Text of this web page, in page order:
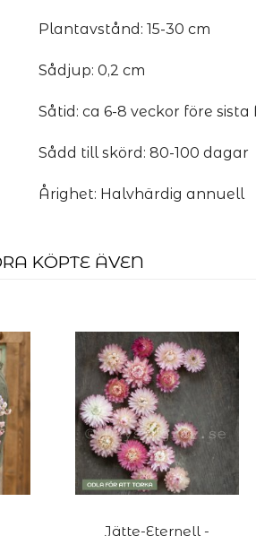
Plantavstånd: 15-30 cm
Sådjup: 0,2 cm
Såtid: ca 6-8 veckor före sista
Sådd till skörd: 80-100 dagar
Årighet: Halvhärdig annuell
KÖPTE ÄVEN
Jätte-Eternell -